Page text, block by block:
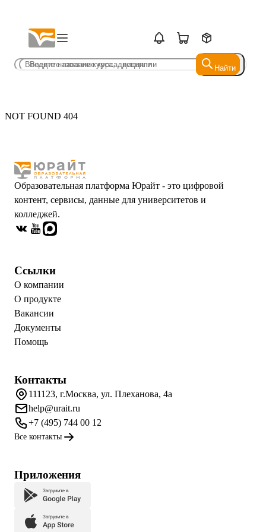
Найти
Найти
NOT FOUND 404
Образовательная платформа Юрайт - это цифровой
контент, сервисы, данные для университетов и
колледжей.
Ссылки
О компании
О продукте
Вакансии
Документы
Помощь
Контакты
111123, г.Москва, ул. Плеханова, 4а
help@urait.ru
+7 (495) 744 00 12
Все контакты
Приложения